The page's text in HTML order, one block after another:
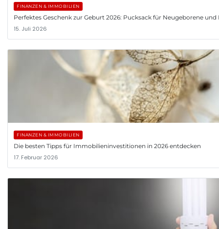
FINANZEN & IMMOBILIEN
Perfektes Geschenk zur Geburt 2026: Pucksack für Neugeborene und
15. Juli 2026
FINANZEN & IMMOBILIEN
Die besten Tipps für Immobilieninvestitionen in 2026 entdecken
17. Februar 2026